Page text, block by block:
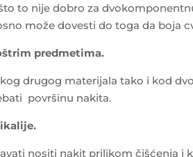
to nije dobro za
može dovesti do toga da boja
predmetima.
drugog materijala tako i kod
površinu nakita.
nositi nakit prilikom čišćenja i